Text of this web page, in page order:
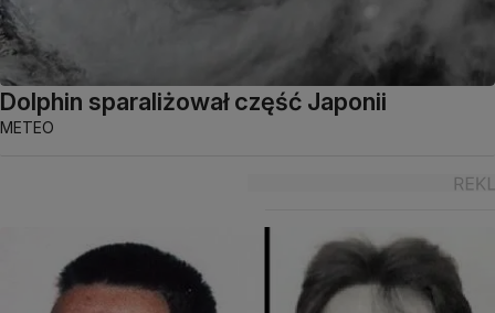
Dolphin sparaliżował część Japonii
METEO